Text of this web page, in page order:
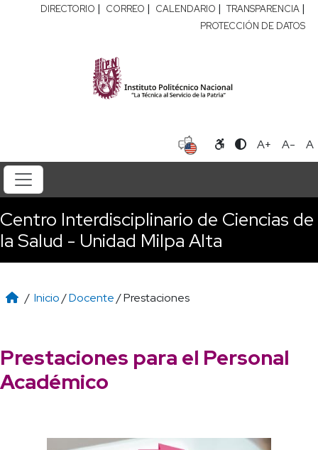
DIRECTORIO | CORREO | CALENDARIO | TRANSPARENCIA |
PROTECCIÓN DE DATOS
A+ A- A
Centro Interdisciplinario de Ciencias de
la Salud - Unidad Milpa Alta
/ Inicio/Docente/ Prestaciones
Prestaciones para el Personal
Académico